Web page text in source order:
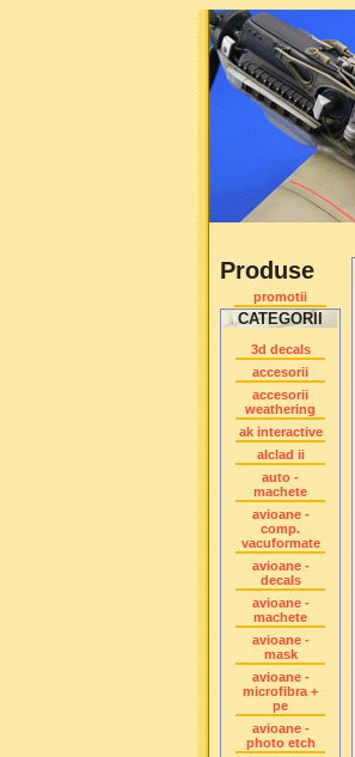
Produse
promotii
CATEGORII
3d decals
accesorii
accesorii
weathering
ak interactive
alclad ii
auto -
machete
avioane -
comp.
vacuformate
avioane -
decals
avioane -
machete
avioane -
mask
avioane -
microfibra +
pe
avioane -
photo etch